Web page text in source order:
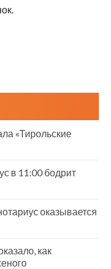
«Тирольские
в 11:00 бодрит
оказывается
как